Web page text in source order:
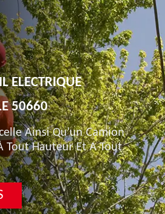
ELECTRIQUE
50660
Ainsi Qu'un Camion
Tout Hauteur Et A Tout